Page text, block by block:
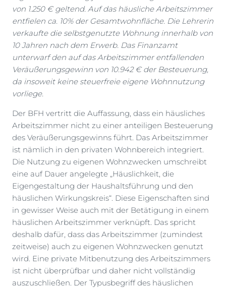
von 1.250 € geltend. Auf das häusliche Arbeitszimmer
entfielen ca. 10% der Gesamtwohnfläche. Die Lehrerin
verkaufte die selbstgenutzte Wohnung innerhalb von
10 Jahren nach dem Erwerb. Das Finanzamt
unterwarf den auf das Arbeitszimmer entfallenden
Veräußerungsgewinn von 10.942 € der Besteuerung,
da insoweit keine steuerfreie eigene Wohnnutzung
vorliege.
Der BFH vertritt die Auffassung, dass ein häusliches
Arbeitszimmer nicht zu einer anteiligen Besteuerung
des Veräußerungsgewinns führt. Das Arbeitszimmer
ist nämlich in den privaten Wohnbereich integriert.
Die Nutzung zu eigenen Wohnzwecken umschreibt
eine auf Dauer angelegte „Häuslichkeit, die
Eigengestaltung der Haushaltsführung und den
häuslichen Wirkungskreis“. Diese Eigenschaften sind
in gewisser Weise auch mit der Betätigung in einem
häuslichen Arbeitszimmer verknüpft. Das spricht
deshalb dafür, dass das Arbeitszimmer (zumindest
zeitweise) auch zu eigenen Wohnzwecken genutzt
wird. Eine private Mitbenutzung des Arbeitszimmers
ist nicht überprüfbar und daher nicht vollständig
auszuschließen. Der Typusbegriff des häuslichen